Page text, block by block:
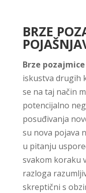
BRZE
Brze
iskustva drugih
se na taj način
potencijalno
posuđivanja
su nova pojava
u pitanju
svakom koraku
razloga
skreptični s